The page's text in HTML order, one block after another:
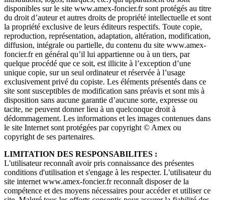
disponibles sur le site www.amex-foncier.fr sont protégés au titre
du droit d’auteur et autres droits de propriété intellectuelle et sont
la propriété exclusive de leurs éditeurs respectifs. Toute copie,
reproduction, représentation, adaptation, altération, modification,
diffusion, intégrale ou partielle, du contenu du site www.amex-
foncier.fr en général qu’il lui appartienne ou à un tiers, par
quelque procédé que ce soit, est illicite à l’exception d’une
unique copie, sur un seul ordinateur et réservée à l’usage
exclusivement privé du copiste. Les éléments présentés dans ce
site sont susceptibles de modification sans préavis et sont mis à
disposition sans aucune garantie d’aucune sorte, expresse ou
tacite, ne peuvent donner lieu à un quelconque droit à
dédommagement. Les informations et les images contenues dans
le site Internet sont protégées par copyright © Amex ou
copyright de ses partenaires.
LIMITATION DES RESPONSABILITES :
L'utilisateur reconnaît avoir pris connaissance des présentes
conditions d'utilisation et s'engage à les respecter. L'utilisateur du
site internet www.amex-foncier.fr reconnaît disposer de la
compétence et des moyens nécessaires pour accéder et utiliser ce